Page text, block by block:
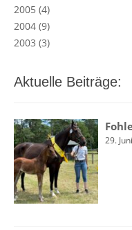
2005 (4)
2004 (9)
2003 (3)
Aktuelle Beiträge:
29.